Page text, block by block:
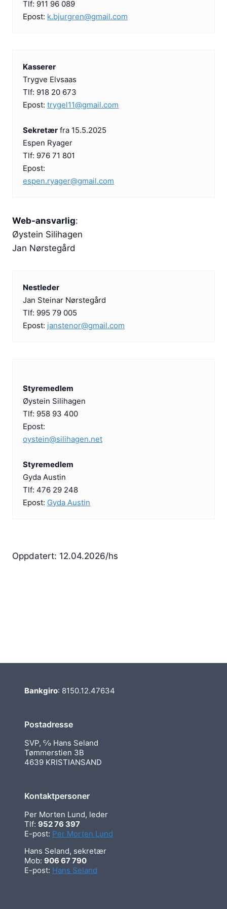
f
i
k
k
r
h
e
f
e
l
d
o
t
g
g
e
r
(
R
Tlf: 911 96 089
Epost: k.bjurgren@gmail.com
Kasserer
Trygve Elvsaas
Tlf: 918 20 673
Epost: trygel11@gmail.com
Sekretær fra 15.5.2025
Espen Ryager
Tlf: 976 71 801
Epost:
espen.ryager@gmail.com
Web-ansvarlig:
Øystein Silihagen
Jan Nørstegård
Nestleder
Jan Steinar Nørstegård
Tlf: 995 79 005
Epost: janstenor@gmail.com
Styremedlem
Øystein Silihagen
Tlf: 958 93 400
Epost:
oystein@silihagen.net
Styremedlem
Gyda Austin
Tlf: 476 29 248
Epost: Gyda Austin
Oppdatert: 12.04.2026/hs
Bankgiro: 8150.12.47634
Postadresse
SVP, ℅ Hans Seland
Tømmerstien 3B
4639 KRISTIANSAND
Kontaktpersoner
Per Morten Lund, leder
Tlf: 952 76 397
E-post: Per Morten Lund
Hans Seland, sekretær
Mob: 906 67 790
E-post: Hans Seland